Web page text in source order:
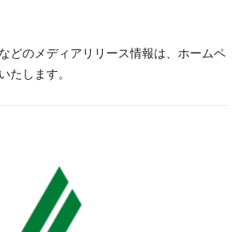
どのメディアリリース情報は、ホームペ
たします。